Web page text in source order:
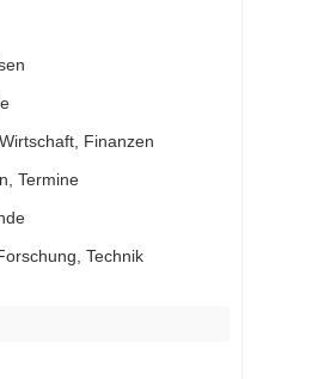
Finanzen
Termine
Technik